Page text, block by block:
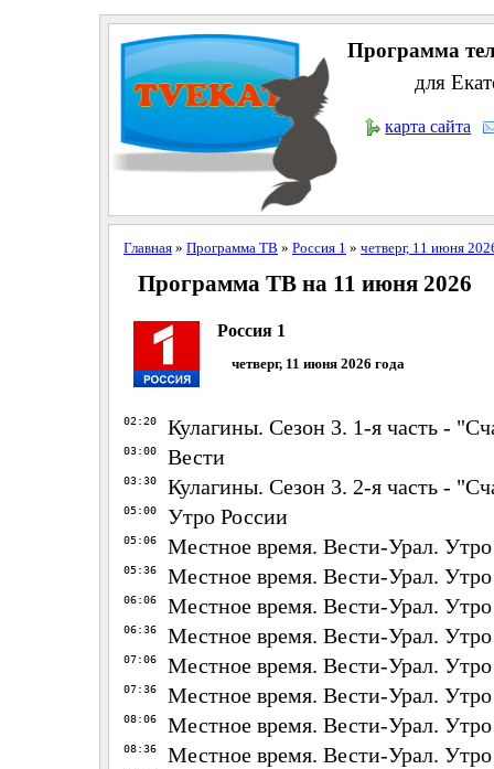
Программа
для
карта сайта
Главная» Программа ТВ » Россия 1 » четверг, 11 июня
Программа ТВ на 11 июня 2026
Россия 1
четверг, 11 июня 2026 года
02:20 Кулагины. Сезон 3. 1-я часть -
03:00 Вести
03:30 Кулагины. Сезон 3. 2-я часть -
05:00 Утро России
05:06 Местное время. Вести-Урал. Утро
05:36 Местное время. Вести-Урал. Утро
06:06 Местное время. Вести-Урал. Утро
06:36 Местное время. Вести-Урал. Утро
07:06 Местное время. Вести-Урал. Утро
07:36 Местное время. Вести-Урал. Утро
08:06 Местное время. Вести-Урал. Утро
08:36 Местное время. Вести-Урал. Утро